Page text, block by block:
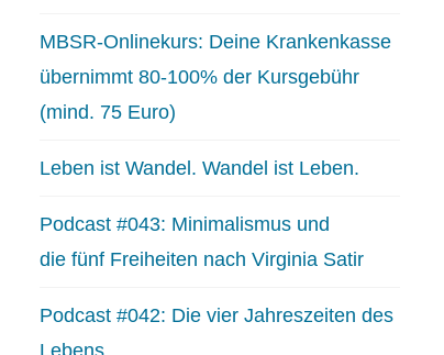
MBSR-Onlinekurs: Deine Krankenkasse
übernimmt 80-100% der Kursgebühr
(mind. 75 Euro)
Leben ist Wandel. Wandel ist Leben.
Podcast #043: Minimalismus und
die fünf Freiheiten nach Virginia Satir
Podcast #042: Die vier Jahreszeiten des